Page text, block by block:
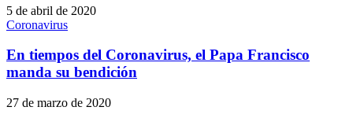
5 de abril de 2020
Coronavirus
En tiempos del Coronavirus, el Papa Francisco
manda su bendición
27 de marzo de 2020